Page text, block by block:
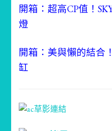
開箱：超高CP值！
燈
開箱：美與懶的結合
缸